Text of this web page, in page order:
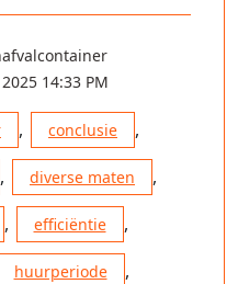
14:33 PM
, conclusie ,
, diverse maten ,
, efficiëntie ,
huurperiode ,